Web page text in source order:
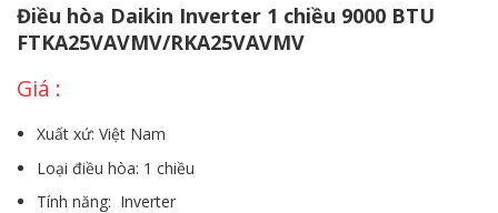
Điều hòa Daikin Inverter 1 chiều 9000 BTU
FTKA25VAVMV/RKA25VAVMV
Xuất xứ: Việt Nam
Loại điều hòa: 1 chiều
Tính năng: Inverter